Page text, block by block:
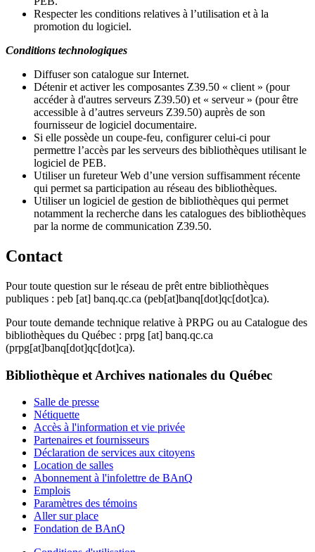
Respecter les conditions relatives à l’utilisation et à la
promotion du logiciel.
Conditions technologiques
Diffuser son catalogue sur Internet.
Détenir et activer les composantes Z39.50 « client » (pour
accéder à d'autres serveurs Z39.50) et « serveur » (pour être
accessible à d’autres serveurs Z39.50) auprès de son
fournisseur de logiciel documentaire.
Si elle possède un coupe-feu, configurer celui-ci pour
permettre l’accès par les serveurs des bibliothèques utilisant le
logiciel de PEB.
Utiliser un fureteur Web d’une version suffisamment récente
qui permet sa participation au réseau des bibliothèques.
Utiliser un logiciel de gestion de bibliothèques qui permet
notamment la recherche dans les catalogues des bibliothèques
par la norme de communication Z39.50.
Contact
Pour toute question sur le réseau de prêt entre bibliothèques
publiques : peb [at] banq.qc.ca (peb[at]banq[dot]qc[dot]ca).
Pour toute demande technique relative à PRPG ou au Catalogue des
bibliothèques du Québec : prpg [at] banq.qc.ca
(prpg[at]banq[dot]qc[dot]ca).
Bibliothèque et Archives nationales du Québec
Salle de presse
Nétiquette
Accès à l'information et vie privée
Partenaires et fournisseurs
Déclaration de services aux citoyens
Location de salles
Abonnement à l'infolettre de BAnQ
Emplois
Paramètres des témoins
Aller sur place
Fondation de BAnQ